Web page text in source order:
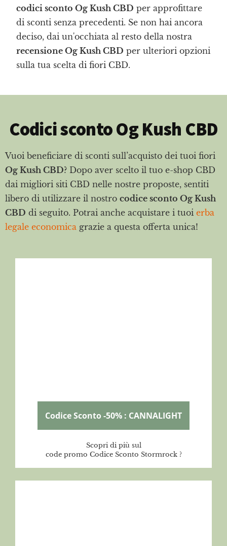
codici sconto Og Kush CBD per approfittare
di sconti senza precedenti. Se non hai ancora
deciso, dai un'occhiata al resto della nostra
recensione Og Kush CBD per ulteriori opzioni
sulla tua scelta di fiori CBD.
Codici sconto Og Kush CBD
Vuoi beneficiare di sconti sull’acquisto dei tuoi fiori
Og Kush CBD? Dopo aver scelto il tuo e-shop CBD
dai migliori siti CBD nelle nostre proposte, sentiti
libero di utilizzare il nostro codice sconto Og Kush
CBD di seguito. Potrai anche acquistare i tuoi erba
legale economica grazie a questa offerta unica!
Codice Sconto -50% : CANNALIGHT
Scopri di più sul
code promo Codice Sconto Stormrock ?